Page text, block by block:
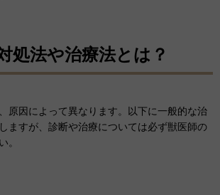
処法や治療法とは？
原因によって異なります。以下に一般的な治
ますが、診断や治療については必ず獣医師の
。